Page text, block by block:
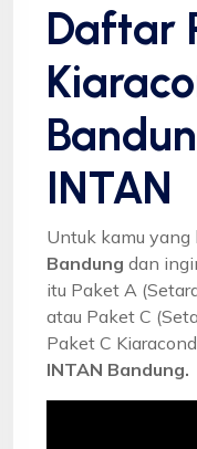
Daftar
INTAN
Untuk kamu yang
Bandung dan
itu Paket A
atau Paket C
Paket C
INTAN Bandung.